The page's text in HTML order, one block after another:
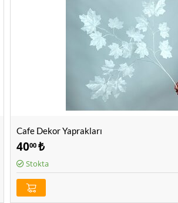
Cafe Dekor Yaprakları
4000 ₺
Stokta